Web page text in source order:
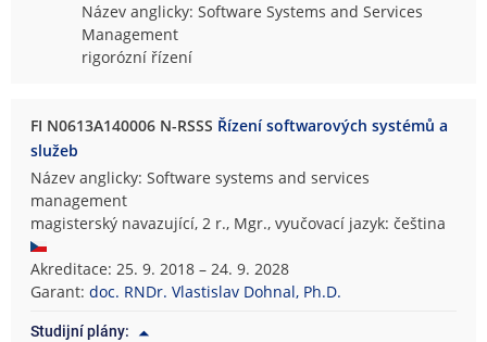
Název anglicky: Software Systems and Services
Management
rigorózní řízení
FI N0613A140006 N-RSSS Řízení softwarových systémů a
služeb
Název anglicky: Software systems and services
management
magisterský navazující, 2 r., Mgr., vyučovací jazyk: čeština
Akreditace: 25. 9. 2018 – 24. 9. 2028
Garant:doc. RNDr. Vlastislav Dohnal, Ph.D.
Studijní plány: